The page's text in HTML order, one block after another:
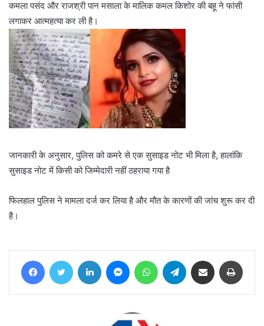
कमला पसंद और राजश्री पान मसाला के मालिक कमल किशोर की बहू ने फांसी
लगाकर आत्महत्या कर ली है।
जानकारी के अनुसार, पुलिस को कमरे से एक सुसाइड नोट भी मिला है, हालांकि
सुसाइड नोट में किसी को जिम्मेदारी नहीं ठहराया गया है
फिलहाल पुलिस ने मामला दर्ज कर लिया है और मौत के कारणों की जांच शुरू कर दी
है।
FacebookTwitter LinkedIn MessengerWhatsAppTelegram Share via Email